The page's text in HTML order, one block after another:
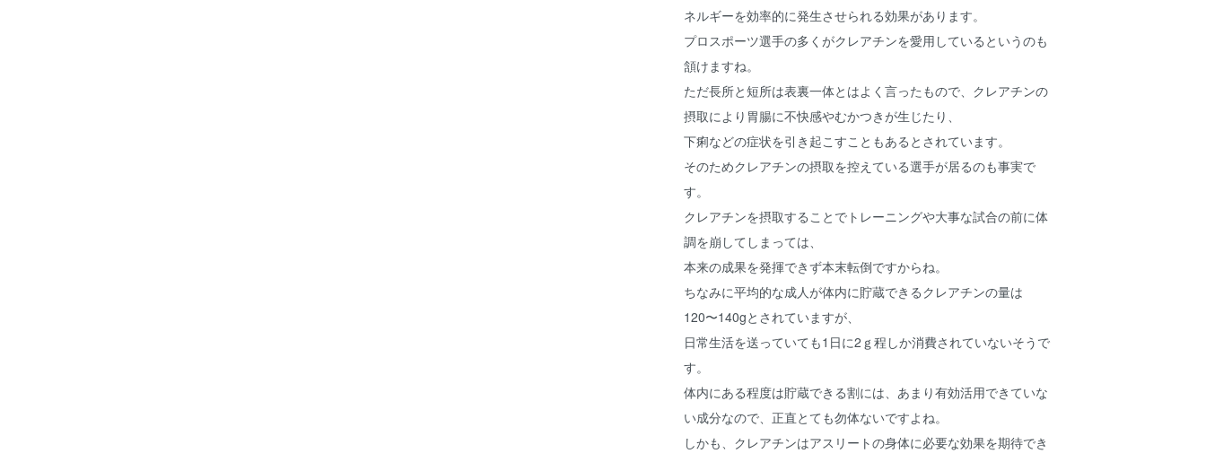
ネルギーを効率的に発生させられる効果があります。
プロスポーツ選手の多くがクレアチンを愛用しているというのも
頷けますね。
ただ長所と短所は表裏一体とはよく言ったもので、クレアチンの
摂取により胃腸に不快感やむかつきが生じたり、
下痢などの症状を引き起こすこともあるとされています。
そのためクレアチンの摂取を控えている選手が居るのも事実で
す。
クレアチンを摂取することでトレーニングや大事な試合の前に体
調を崩してしまっては、
本来の成果を発揮できず本末転倒ですからね。
ちなみに平均的な成人が体内に貯蔵できるクレアチンの量は
120〜140gとされていますが、
日常生活を送っていても1日に2ｇ程しか消費されていないそうで
す。
体内にある程度は貯蔵できる割には、あまり有効活用できていな
い成分なので、正直とても勿体ないですよね。
しかも、クレアチンはアスリートの身体に必要な効果を期待でき